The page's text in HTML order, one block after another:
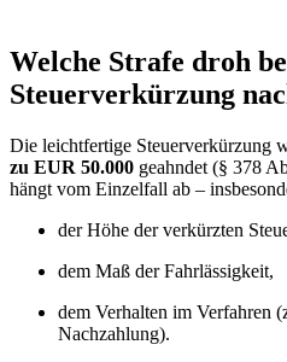
Welche Strafe droh
Steuerverkürzung
Die leichtfertige Steuerverkürzung
zu EUR 50.000 geahndet (§ 378
hängt vom Einzelfall ab –
der Höhe der verkürzten
dem Maß der Fahrlässigkeit,
dem Verhalten im Verfahren
Nachzahlung).